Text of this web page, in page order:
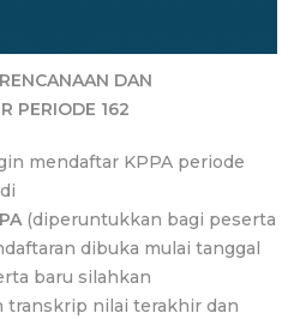
DAN
PERIODE 162
mendaftar KPPA periode
(diperuntukkan bagi peserta
dibuka mulai tanggal
baru silahkan
transkrip nilai terakhir dan